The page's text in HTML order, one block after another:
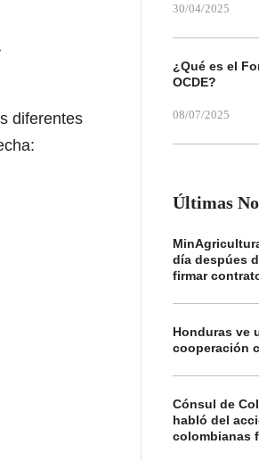
diferentes
30/04/2025
¿Qué es el
OCDE?
08/07/2025
Últimas
día despúes
firmar
Honduras ve
cooperación
Cónsul de
habló del
colombianas